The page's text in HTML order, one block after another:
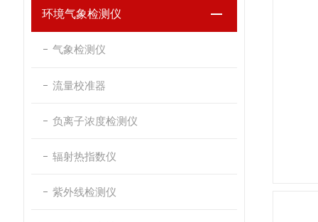
环境气象检测仪
气象检测仪
流量校准器
负离子浓度检测仪
辐射热指数仪
紫外线检测仪